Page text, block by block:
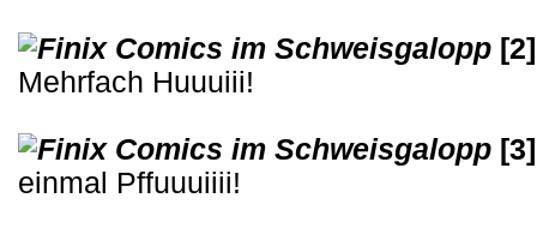
[2]
Mehrfach Huuuiii!
[3]
einmal Pffuuuiiii!